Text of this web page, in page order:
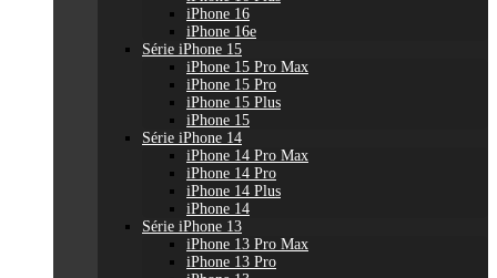
iPhone 16
iPhone 16e
Série iPhone 15
iPhone 15 Pro Max
iPhone 15 Pro
iPhone 15 Plus
iPhone 15
Série iPhone 14
iPhone 14 Pro Max
iPhone 14 Pro
iPhone 14 Plus
iPhone 14
Série iPhone 13
iPhone 13 Pro Max
iPhone 13 Pro